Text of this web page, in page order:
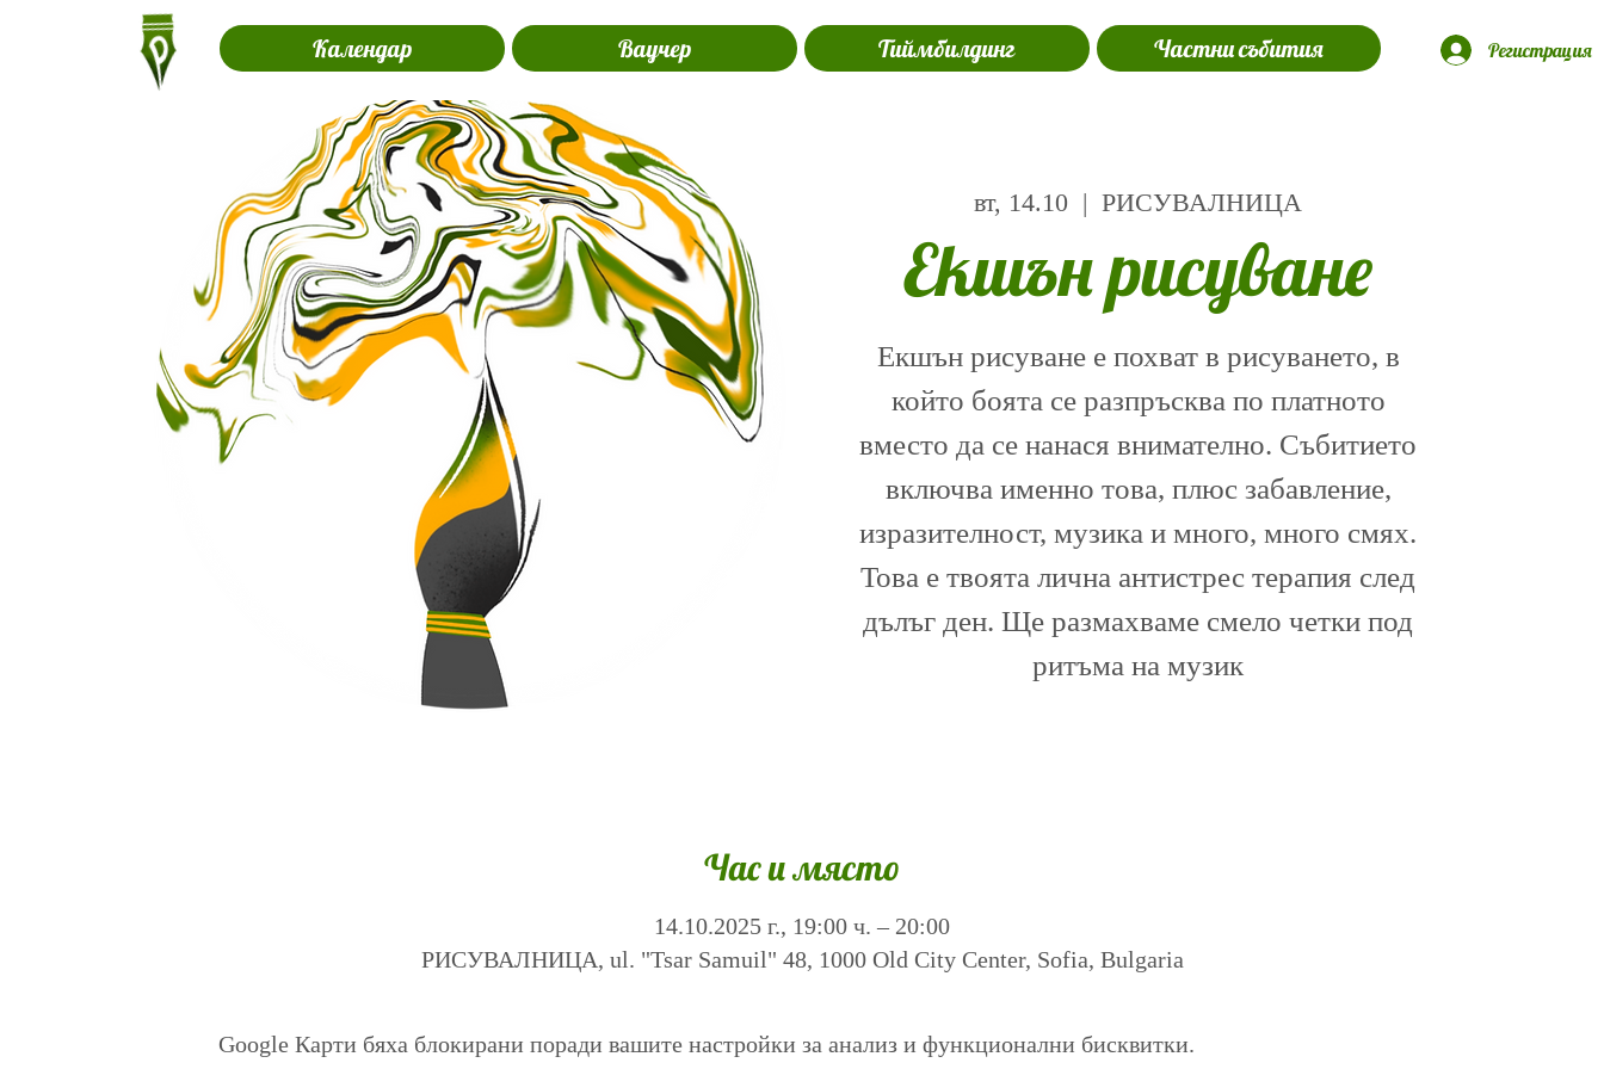
Календар Ваучер Тиймбилдинг Частни събития Регистрация
вт, 14.10
  |
РИСУВАЛНИЦА
Екшън рисуване
Екшън рисуване е похват в рисуването, в
който боята се разпръсква по платното
вместо да се нанася внимателно. Събитието
включва именно това, плюс забавление,
изразителност, музика и много, много смях.
Това е твоята лична антистрес терапия след
дълъг ден. Ще размахваме смело четки под
ритъма на музик
Час и място
14.10.2025 г., 19:00 ч. – 20:00
РИСУВАЛНИЦА, ul. "Tsar Samuil" 48, 1000 Old City Center, Sofia, Bulgaria
Google Карти бяха блокирани поради вашите настройки за анализ и функционални бисквитки.